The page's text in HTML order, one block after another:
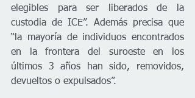
elegibles para ser liberados de la
custodia de ICE”. Además precisa que
“la mayoría de individuos encontrados
en la frontera del suroeste en los
últimos 3 años han sido, removidos,
devueltos o expulsados”.